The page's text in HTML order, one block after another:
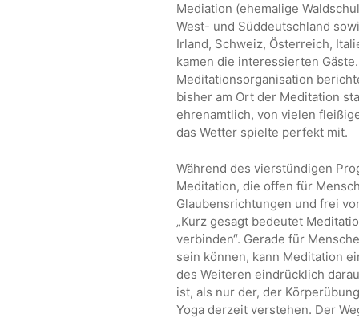
Mediation (ehemalige
West- und Süddeutschland
Irland, Schweiz, Österreich,
kamen die interessierten
Meditationsorganisation
bisher am Ort der Meditation
ehrenamtlich, von vielen
das Wetter spielte perfekt mit.
Während des vierstündigen
Meditation, die offen für
Glaubensrichtungen und frei
„Kurz gesagt bedeutet
verbinden“. Gerade für
sein können, kann Meditation
des Weiteren eindrücklich
ist, als nur der, der
Yoga derzeit verstehen. Der